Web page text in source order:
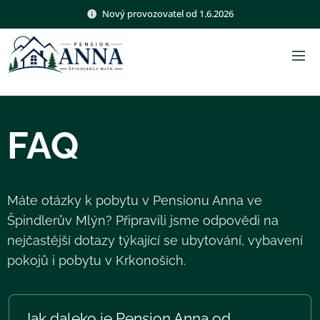
Nový provozovatel od 1.6.2026
FAQ
Máte otázky k pobytu v Pensionu Anna ve
Špindlerův Mlýn? Připravili jsme odpovědi na
nejčastější dotazy týkající se ubytování, vybavení
pokojů i pobytu v Krkonoších.